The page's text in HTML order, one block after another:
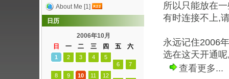
所以只能放在
有时连接不上,
永远记住2006
选在这天开通
查看更多...
About Me [1]
日历
2006年10月
日
一 二 三 四 五 六
1 2 3 4
5
6
7
8
9 10 11
12